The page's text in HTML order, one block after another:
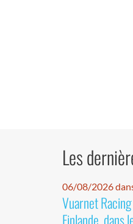
Les
06/08/2026
Vuarnet
Finlande, dans